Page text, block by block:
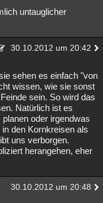
untauglicher
30.10.2012 um 20:42
sehen es einfach "von
wissen, wie sie sonst
sein. So wird das
Natürlich ist es
oder irgendwas
den Kornkreisen als
uns verborgen.
herangehen, eher
30.10.2012 um 20:48